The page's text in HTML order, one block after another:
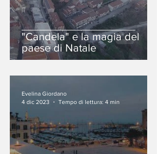
"Candela" e la magia del
paese di Natale
Evelina Giordano
4 dic 2023
Tempo di lettura: 4 min